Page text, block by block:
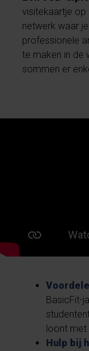
visitekaartje
netwerk waar
professionele
te maken in de
sommen er
BasicFit-
loont met
Hulp bij